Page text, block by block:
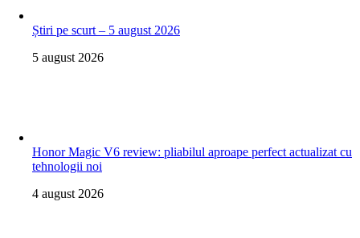
Știri pe scurt – 5 august 2026
5 august 2026
Honor Magic V6 review: pliabilul aproape perfect actualizat cu
tehnologii noi
4 august 2026